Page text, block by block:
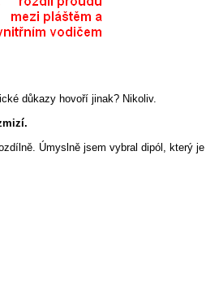
důkazy hovoří jinak? Nikoliv.
Úmyslně jsem vybral dipól, který je